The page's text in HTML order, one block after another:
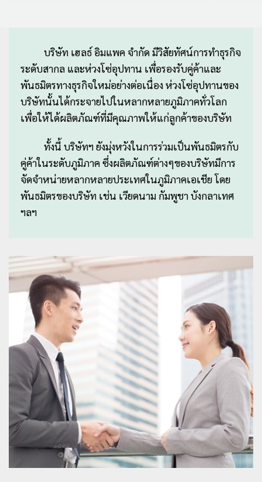
บริษัท เฮลธ์ อิมแพค จำกัด มีวิสัยทัศน์การทำธุรกิจ
ระดับสากล และห่วงโซ่อุปทาน เพื่อรองรับคู่ค้าและ
พันธมิตรทางธุรกิจใหม่อย่างต่อเนื่อง ห่วงโซ่อุปทานของ
บริษัทนั้นได้กระจายไปในหลากหลายภูมิภาคทั่วโลก
เพื่อให้ได้ผลิตภัณฑ์ที่มีคุณภาพให้แก่ลูกค้าของบริษัท
ทั้งนี้ บริษัทฯ ยังมุ่งหวังในการร่วมเป็นพันธมิตรกับ
คู่ค้าในระดับภูมิภาค ซึ่งผลิตภัณฑ์ต่างๆของบริษัทมีการ
จัดจำหน่ายหลากหลายประเทศในภูมิภาคเอเชีย โดย
พันธมิตรของบริษัท เช่น เวียดนาม กัมพูชา บังกลาเทศ
ฯลฯ